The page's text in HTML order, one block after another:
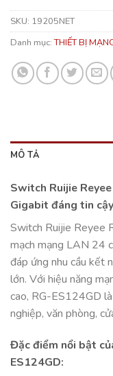
SKU: 19205NET
Danh mục:THIẾT BỊ
MÔ TẢ
Switch Ruijie
Gigabit đáng tin
Switch Ruijie Reyee
mạch mạng LAN 24 c
đáp ứng nhu cầu kết n
lớn. Với hiệu năng
cao, RG-ES124GD
nghiệp, văn phòng, cử
Đặc điểm nổi bật củ
ES124GD: